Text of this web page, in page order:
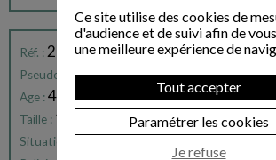
Réf. : 216178
Pseudo : CELINE
Age :41
Taille : 1.61
Situation familiale : CELIBATAIRE
Ce site utilise des cookies de
d'audience et de suivi afin de
une meilleure expérience de
Tout accepter
Paramétrer les cookies
Je refuse